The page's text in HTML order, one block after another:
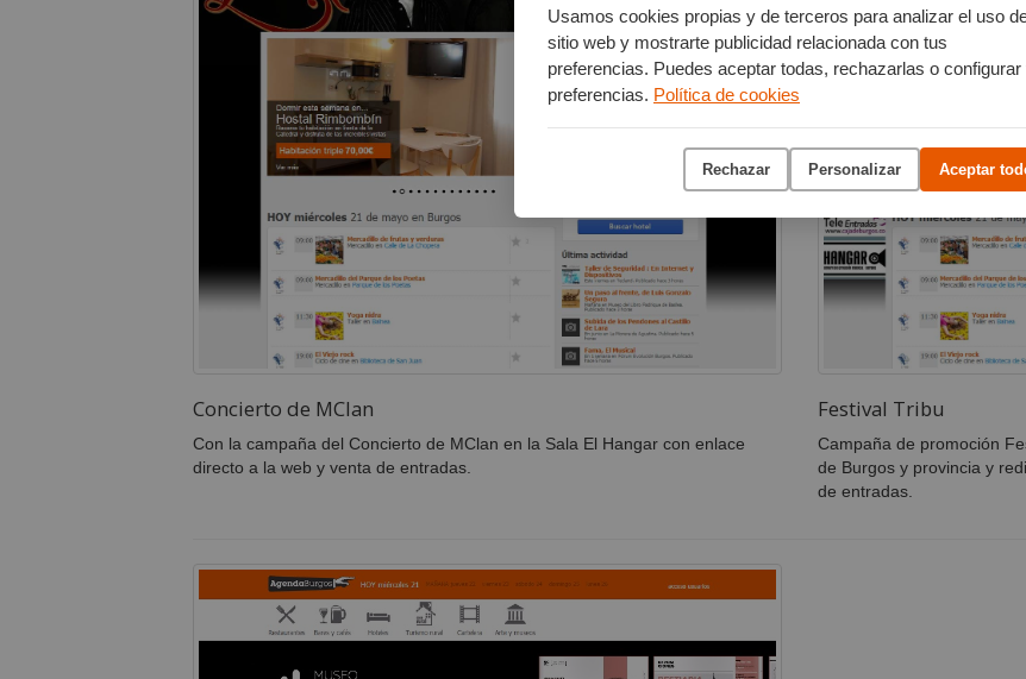
Usamos cookies propias y de terceros para analizar el uso
sitio web y mostrarte publicidad relacionada con tus
preferencias. Puedes aceptar todas, rechazarlas o configurar
preferencias. Política de cookies
Rechazar Personalizar Aceptar
Concierto de MClan
Con la campaña del Concierto de MClan en la Sala El Hangar con enlace
directo a la web y venta de entradas.
Festival Tribu
Campaña de promoción
de Burgos y provincia y
de entradas.